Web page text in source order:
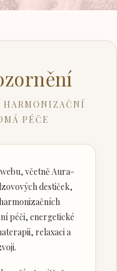
HARMONIZAČNÍ
PÉČE
včetně Aura-
destiček,
péči, energetické
relaxaci a